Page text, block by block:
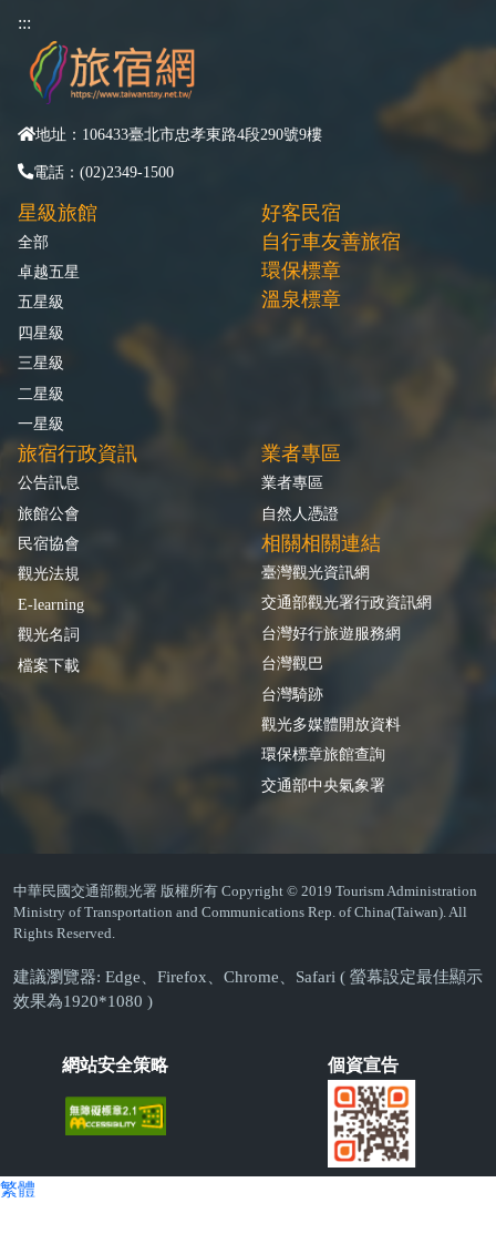
:::
地址：106433臺北市忠孝東路4段290號9樓
電話：(02)2349-1500
星級旅館
全部
卓越五星
五星級
四星級
三星級
二星級
一星級
好客民宿
自行車友善旅宿
環保標章
溫泉標章
旅宿行政資訊
公告訊息
旅館公會
民宿協會
觀光法規
E-learning
觀光名詞
檔案下載
業者專區
業者專區
自然人憑證
相關相關連結
臺灣觀光資訊網
交通部觀光署行政資訊網
台灣好行旅遊服務網
台灣觀巴
台灣騎跡
觀光多媒體開放資料
環保標章旅館查詢
交通部中央氣象署
中華民國交通部觀光署 版權所有 Copyright © 2019 Tourism Administration
Ministry of Transportation and Communications Rep. of China(Taiwan). All
Rights Reserved.
建議瀏覽器: Edge、Firefox、Chrome、Safari ( 螢幕設定最佳顯示
效果為1920*1080 )
網站安全策略 個資宣告
繁體